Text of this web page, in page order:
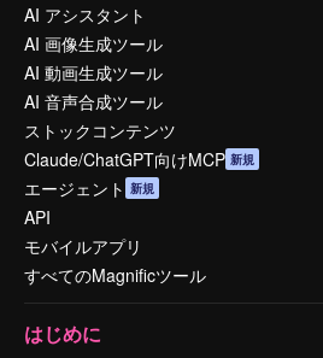
AI アシスタント
AI 画像生成ツール
AI 動画生成ツール
AI 音声合成ツール
ストックコンテンツ
Claude/ChatGPT向けMCP 新規
エージェント 新規
API
モバイルアプリ
すべてのMagnificツール
はじめに